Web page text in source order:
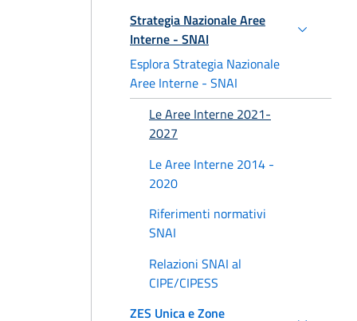
Strategia Nazionale Aree
Interne - SNAI
Esplora Strategia Nazionale
Aree Interne - SNAI
Le Aree Interne 2021-
2027
Le Aree Interne 2014 -
2020
Riferimenti normativi
SNAI
Relazioni SNAI al
CIPE/CIPESS
ZES Unica e Zone